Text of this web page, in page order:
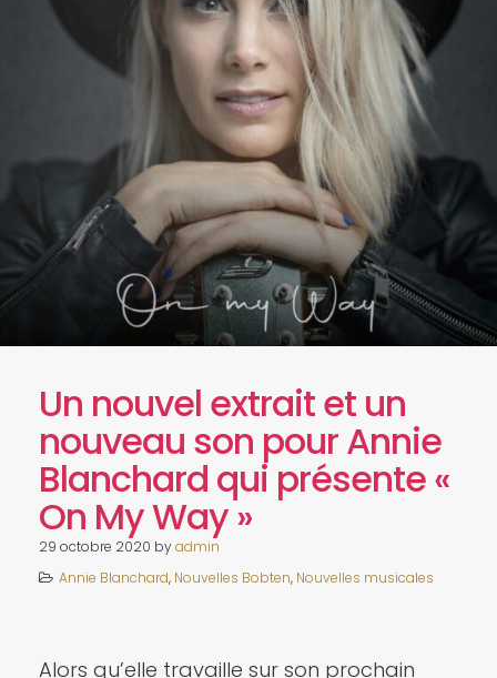
Un nouvel extrait et un
nouveau son pour Annie
Blanchard qui présente «
On My Way »
29 octobre 2020 byadmin
Annie Blanchard, Nouvelles Bobten, Nouvelles musicales
Alors qu’elle travaille sur son prochain